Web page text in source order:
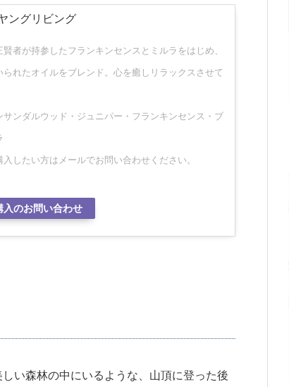
ングリビング
者が持参したフランキンセンスとミルラをはじめ、
れたオイルをブレンド。心を癒しリラックスさせて
ンダルウッド・ジュニパー・フランキンセンス・ブ
したい方はメールでお問い合わせください。
入のお問い合わせ
い森林の中にいるような、山頂に登った後